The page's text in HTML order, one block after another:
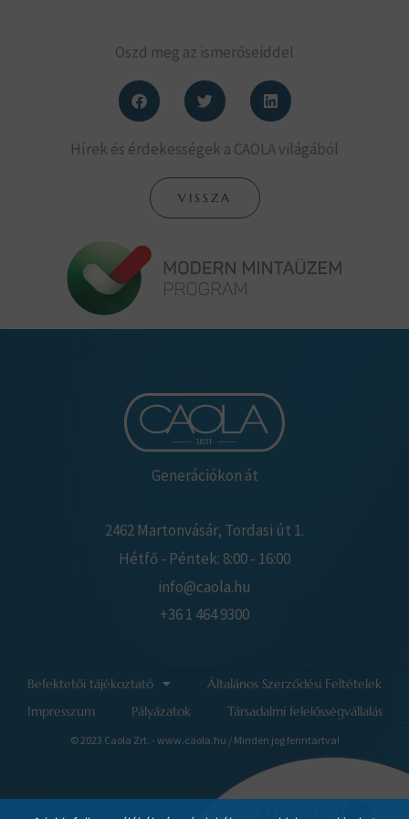
Oszd meg az ismerőseiddel
Hírek és érdekességek a CAOLA világából
VISSZA
Generációkon át
2462 Martonvásár, Tordasi út 1.
Hétfő - Péntek: 8:00 - 16:00
info@caola.hu
+36 1 464 9300
Befektetői tájékoztató
Általános Szerződési Feltételek
Impresszum
Pályázatok Társadalmi felelősségvállalás
© 2023 Caola Zrt. - www.caola.hu / Minden jog fenntartva!